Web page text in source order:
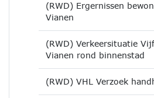
(RWD) Ergernissen
Vianen
(RWD) Verkeersituatie
Vianen rond binnenstad
(RWD) VHL Verzoek